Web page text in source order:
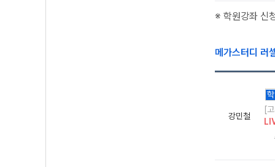
※ 학원강좌 신
메가스터디 러
강민철
학
[